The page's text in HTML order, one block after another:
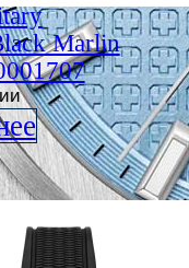
Marlin